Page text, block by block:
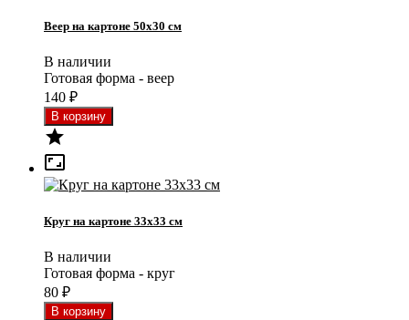
Веер на картоне 50x30 см
В наличии
Готовая форма - веер
140 ₽


Круг на картоне 33x33 см
В наличии
Готовая форма - круг
80 ₽